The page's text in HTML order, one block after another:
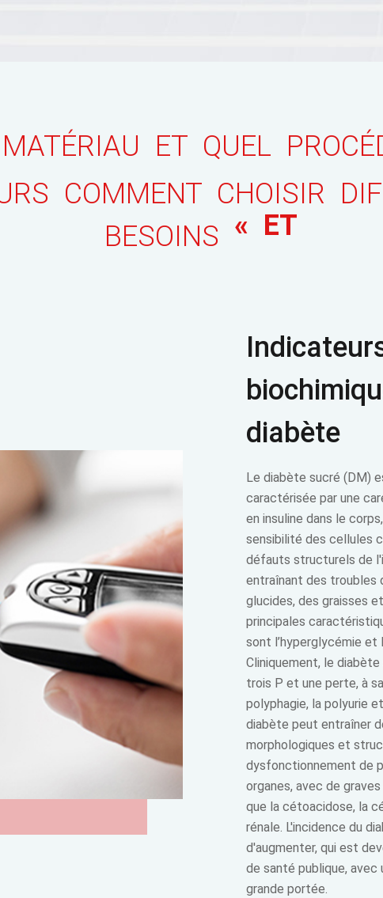
ET QUEL
COMMENT CHOISIR
BESOINS « ET
diabète
Le diabète sucré (DM)
caractérisée par une
en insuline dans le
sensibilité des cellules
défauts structurels de
entraînant des troubles
glucides, des graisses
principales
sont l’hyperglycémie et
Cliniquement, le
trois P et une perte, à
polyphagie, la polyurie
diabète peut entraîner
morphologiques et
dysfonctionnement de
organes, avec de
que la cétoacidose, la
rénale. L'incidence du
d'augmenter, qui est
de santé publique,
grande portée.